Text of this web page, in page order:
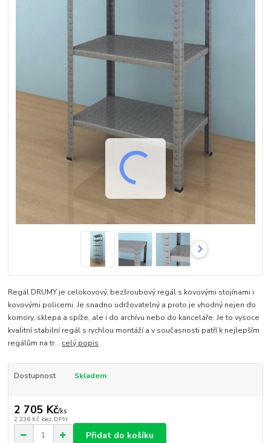
Regál DRUMY je celokovový, bezšroubový regál s kovovými stojínami i
kovovými policemi. Je snadno udržovatelný a proto je vhodný nejen do
komory, sklepa a spíže, ale i do archívu nebo do kanceláře. Je to vysoce
kvalitní stabilní regál s rychlou montáží a v současnosti patří k nejlepším
regálům na tr... celý popis
Dostupnost Skladem
2 705 Kč/ks
2 236 Kč bez DPH
Přidat do košíku